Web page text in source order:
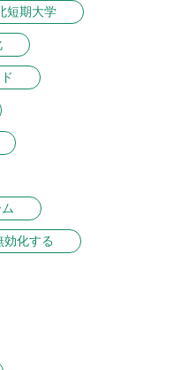
短期大学
効化する